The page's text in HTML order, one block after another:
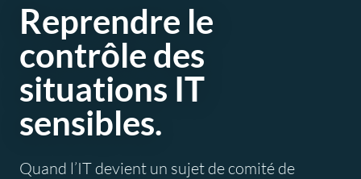
Reprendre le
contrôle des
situations IT
sensibles.
Quand l’IT devient un sujet de comité de